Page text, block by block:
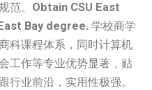
范。 Obtain CSU East
Bay degree. 学校商学
科课程体系，同时计算机
工作等专业优势显著，贴
行业前沿，实用性极强。